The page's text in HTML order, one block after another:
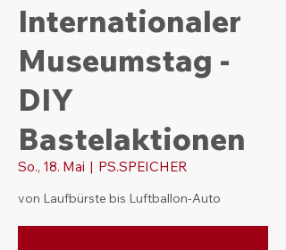
Internationaler
Museumstag -
DIY
Bastelaktionen
So., 18. Mai
  |
PS.SPEICHER
von Laufbürste bis Luftballon-Auto